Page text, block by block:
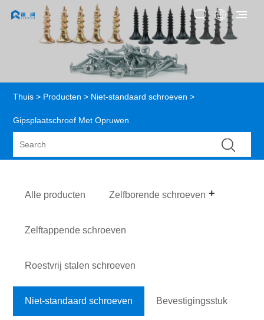
Thuis > Producten > Niet-standaard schroeven >
Gipsplaatschroef Met Opruwen
Alle producten Zelfborende schroeven
Zelftappende schroeven
Roestvrij stalen schroeven
Niet-standaard schroeven Bevestigingsstuk